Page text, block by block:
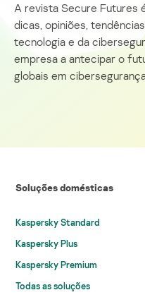
A revista Secure Futures
dicas, opiniões,
tecnologia e da
empresa a antecipar o
globais em
Soluções domésticas
Kaspersky Standard
Kaspersky Plus
Kaspersky Premium
Todas as soluções